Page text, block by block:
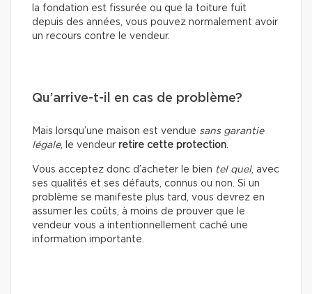
la fondation est fissurée ou que la toiture fuit
depuis des années, vous pouvez normalement avoir
un recours contre le vendeur.
Qu’arrive-t-il en cas de problème?
Mais lorsqu’une maison est vendue sans garantie
légale, le vendeur retire cette protection
Vous acceptez donc d’acheter le bien tel quel, avec
ses qualités et ses défauts, connus ou non. Si un
problème se manifeste plus tard, vous devrez en
assumer les coûts, à moins de prouver que le
vendeur vous a intentionnellement caché une
information importante.